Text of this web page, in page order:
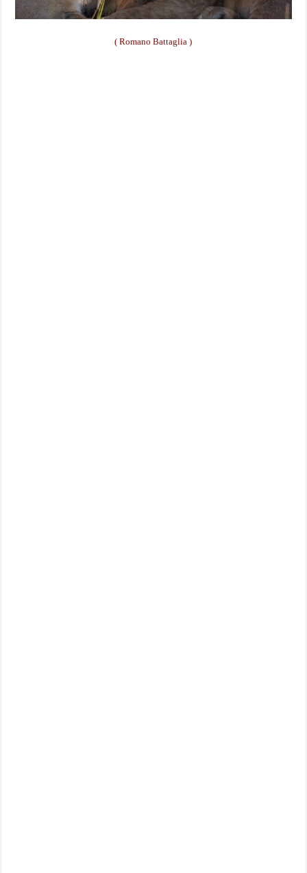
( Romano Battaglia )